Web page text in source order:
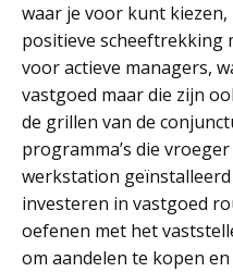
waar je voor kunt kiezen,
positieve scheeftrekking
voor actieve managers,
vastgoed maar die zijn
de grillen van de
programma’s die
werkstation
investeren in vastgoed
oefenen met het
om aandelen te kopen